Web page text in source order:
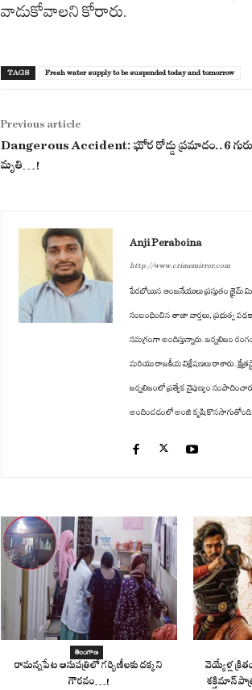
వాడుకోవాలని కోరారు.
TAGS Fresh water supply to be suspended today and tomorrow
Previous article
Dangerous Accident: ఘోర రోడ్డు ప్రమాదం..6 గురు
మృతి…!
Anji Peraboina
http://www.crimemirror.com
పేరబోయిన ఆంజనేయులు ప్రస్తుతం క్రైమ్
సంబంధించిన తాజా వార్తలు, ప్రభుత్వ
సమగ్రంగా అందిస్తున్నారు. జర్నలిజం
మరియు రాజకీయ విశ్లేషణలు రాశారు.
జర్నలిజంలో ప్రత్యేక నైపుణ్యం
అందించడంలో అంజి కృషి కొనసాగుతోంది. తన
తెలంగాణ
రామన్నపేట ఆసుపత్రిలో గర్భిణీలకు దక్కని
గౌరవం…!
వెయ్యేళ్ల
శక్తిమాన్